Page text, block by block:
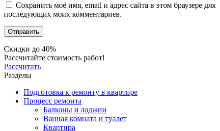
Сохранить моё имя, email и адрес сайта в этом браузере для
последующих моих комментариев.
Скидки до 40%
Рассчитайте стоимость работ!
Рассчитать
Разделы
Подготовка к ремонту в квартире
Процесс ремонта
Балконы и лоджии
Ванная комната и туалет
Квартира